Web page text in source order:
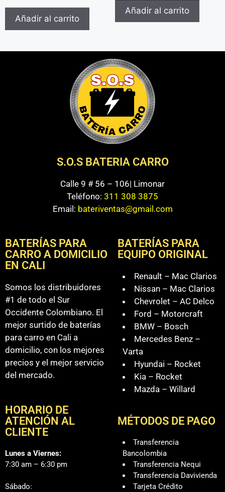
Añadir al carrito
Añadir al carrito
S.O.S BATERIA CARRO
Calle 9 # 56 – 106| Limonar
Teléfono: 311 308 3875
Email: bateriventas@gmail.com
BATERÍAS PARA
CARRO A DOMICILIO
EN CALI
Somos los distribuidores
#1 de todo el Sur
Occidente Colombiano. El
mejor surtido de baterías
para carro en Cali a
domicilio, con los mejores
precios y el mejor servicio
del mercado.
HORARIO DE
ATENCIÓN AL
CLIENTE
Lunes a Viernes:
7:30 am – 6:30 pm
Sábado:
BATERÍAS PARA
EQUIPO ORIGINAL
Renault – Mac Clarios
Nissan – Mac Clarios
Chevrolet – AC Delco
Ford – Motorcraft
BMW – Bosch
Mercedes Benz –
Varta
Hyundai – Rocket
Kia – Rocket
Mazda – Willard
MÉTODOS DE PAGO
Transferencia
Bancolombia
Transferencia Nequi
Transferencia Davivienda
Tarjeta Crédito